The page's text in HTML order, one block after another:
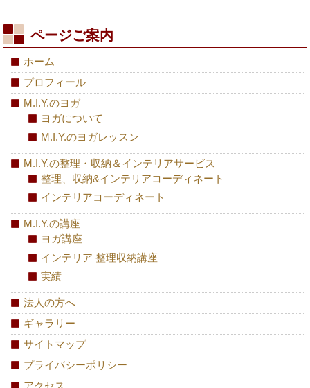
ページご案内
ホーム
プロフィール
M.I.Y.のヨガ
ヨガについて
M.I.Y.のヨガレッスン
M.I.Y.の整理・収納＆インテリアサービス
整理、収納&インテリアコーディネート
インテリアコーディネート
M.I.Y.の講座
ヨガ講座
インテリア 整理収納講座
実績
法人の方へ
ギャラリー
サイトマップ
プライバシーポリシー